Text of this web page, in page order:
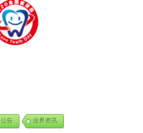
告 业界资讯